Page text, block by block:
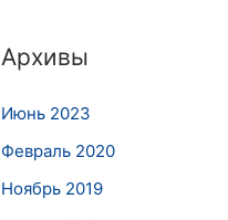
Архивы
Июнь 2023
Февраль 2020
Ноябрь 2019